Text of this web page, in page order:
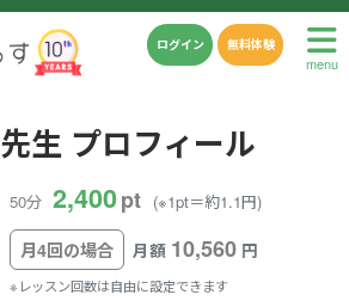
menu
ログイン 無料体験
先生 プロフィール
50分 2,400pt (※1pt＝約1.1円)
月4回の場合 月額 10,560 円
※レッスン回数は自由に設定できます